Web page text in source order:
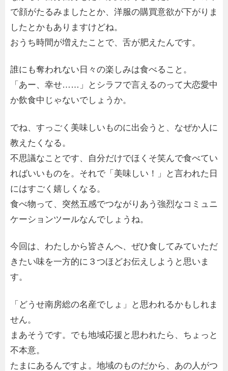
で顔がたるみましたとか、洋服の購買意欲が下がりま
したとかもありますけどね。
おうち時間が増えたことで、舌が肥えたんです。
誰にも奪われない日々の楽しみは食べること。
「あー、幸せ……」とシラフで言えるのって大恋愛中
か飲食中じゃないでしょうか。
でね、すっごく美味しいものに出会うと、なぜか人に
教えたくなる。
不思議なことです、自分だけでほくそ笑んで食べてい
ればいいものを。それで「美味しい！」と言われた日
にはすごく嬉しくなる。
食べ物って、突然五感でつながりあう強烈なコミュニ
ケーションツールなんでしょうね。
今回は、わたしから皆さんへ、ぜひ食してみていただ
きたい味を一方的に３つほどお伝えしようと思いま
す。
「どうせ南房総の名産でしょ」と思われるかもしれま
せん。
まあそうです。でも地域応援と思われたら、ちょっと
不本意。
たまにあるんですよ。地域のものだから、あの人がつ